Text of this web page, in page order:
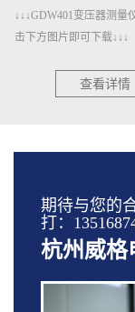
↓↓↓GDW401变压器测量
击下方图片即可下载↓↓↓
查看详情
期待与您的
打：
杭州威格